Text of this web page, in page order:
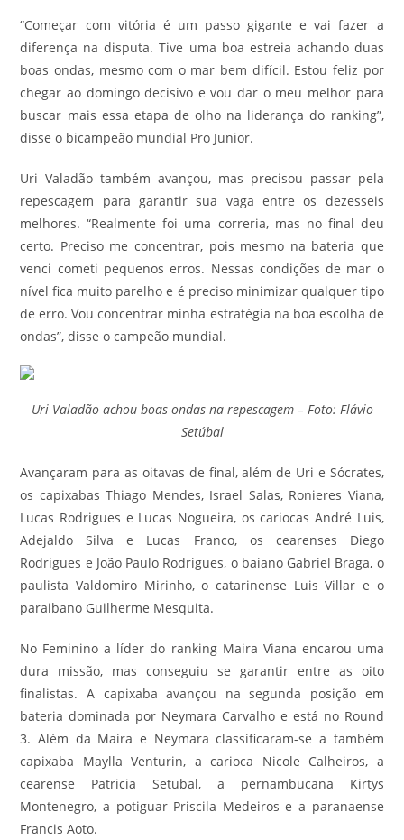
“Começar com vitória é um passo gigante e vai fazer a
diferença na disputa. Tive uma boa estreia achando duas
boas ondas, mesmo com o mar bem difícil. Estou feliz por
chegar ao domingo decisivo e vou dar o meu melhor para
buscar mais essa etapa de olho na liderança do ranking”,
disse o bicampeão mundial Pro Junior.
Uri Valadão também avançou, mas precisou passar pela
repescagem para garantir sua vaga entre os dezesseis
melhores. “Realmente foi uma correria, mas no final deu
certo. Preciso me concentrar, pois mesmo na bateria que
venci cometi pequenos erros. Nessas condições de mar o
nível fica muito parelho e é preciso minimizar qualquer tipo
de erro. Vou concentrar minha estratégia na boa escolha de
ondas”, disse o campeão mundial.
Uri Valadão achou boas ondas na repescagem – Foto: Flávio
Setúbal
Avançaram para as oitavas de final, além de Uri e Sócrates,
os capixabas Thiago Mendes, Israel Salas, Ronieres Viana,
Lucas Rodrigues e Lucas Nogueira, os cariocas André Luis,
Adejaldo Silva e Lucas Franco, os cearenses Diego
Rodrigues e João Paulo Rodrigues, o baiano Gabriel Braga, o
paulista Valdomiro Mirinho, o catarinense Luis Villar e o
paraibano Guilherme Mesquita.
No Feminino a líder do ranking Maira Viana encarou uma
dura missão, mas conseguiu se garantir entre as oito
finalistas. A capixaba avançou na segunda posição em
bateria dominada por Neymara Carvalho e está no Round
3. Além da Maira e Neymara classificaram-se a também
capixaba Maylla Venturin, a carioca Nicole Calheiros, a
cearense Patricia Setubal, a pernambucana Kirtys
Montenegro, a potiguar Priscila Medeiros e a paranaense
Francis Aoto.